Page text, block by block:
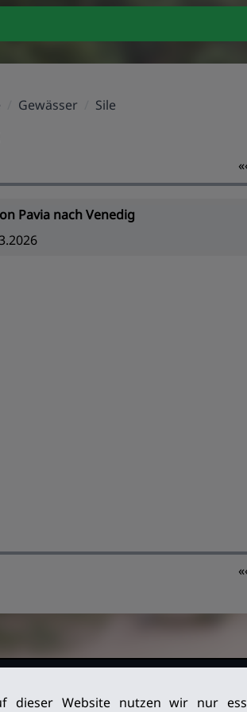
Gewässer Sile
Pavia nach Venedig
Teltow, 2026. Alle
dieser Website nutzen wir nur